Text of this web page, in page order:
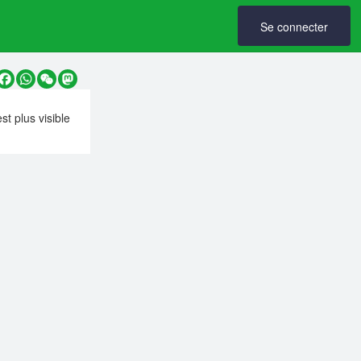
Se connecter
Facebook
WhatsApp
WeChatMastodon
plus visible